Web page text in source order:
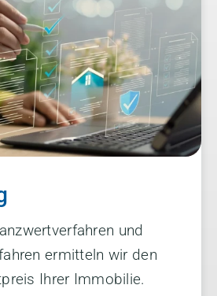
und
ermitteln wir den
Ihrer Immobilie.